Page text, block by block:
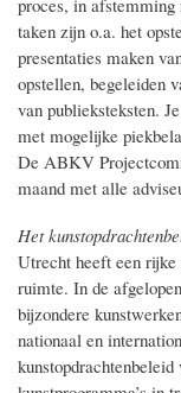
proces, in
taken zijn o.a. het
presentaties maken
opstellen, begeleiden
van publieksteksten.
met mogelijke
De ABKV
maand met alle
Het
Utrecht heeft een rijke
ruimte. In de
bijzondere
nationaal en